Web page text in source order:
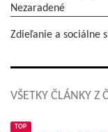
Nezaradené
Zdieľanie a sociálne
VŠETKY ČLÁNKY Z
TOP